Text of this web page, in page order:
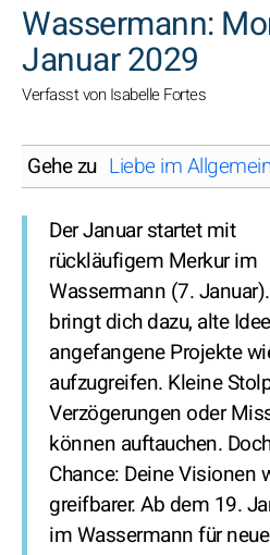
Wassermann:
Januar 2029
Verfasst von Isabelle Fortes
Gehe zu Liebe im
Der Januar startet mit
rückläufigem Merkur im
Wassermann (7.
bringt dich dazu, alte
angefangene Projekte
aufzugreifen. Kleine
Verzögerungen oder
können auftauchen.
Chance: Deine Visionen
greifbarer. Ab dem 19.
im Wassermann für